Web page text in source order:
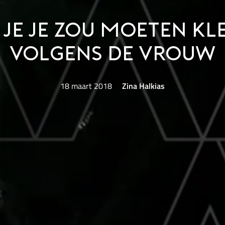
je je zou moeten
volgens de vrouw
18 maart 2018 Zina Halkias